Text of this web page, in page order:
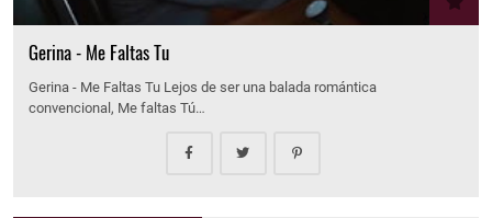
Gerina - Me Faltas Tu
Gerina - Me Faltas Tu Lejos de ser una balada romántica
convencional, Me faltas Tú…